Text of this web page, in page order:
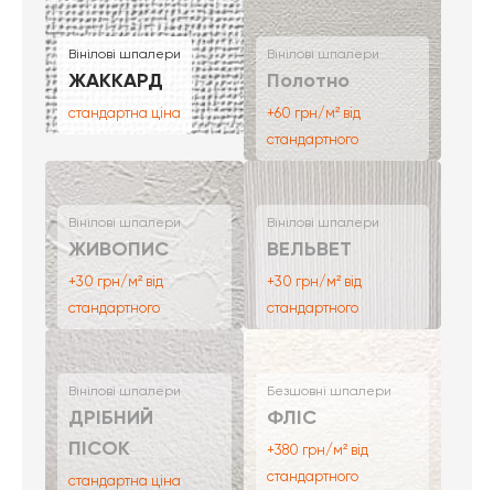
Вінілові шпалери
ЖАККАРД
стандартна ціна
Вінілові шпалери
Полотно
+60 грн/м² від
стандартного
Вінілові шпалери
ЖИВОПИС
+30 грн/м² від
стандартного
Вінілові шпалери
ВЕЛЬВЕТ
+30 грн/м² від
стандартного
Вінілові шпалери
ДРІБНИЙ
ПІСОК
стандартна ціна
Безшовні шпалери
ФЛІС
+380 грн/м² від
стандартного